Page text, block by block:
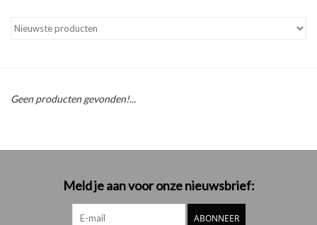
Merken
Geen producten gevonden!...
Meld je aan voor onze nieuwsbrief:
ABONNEER